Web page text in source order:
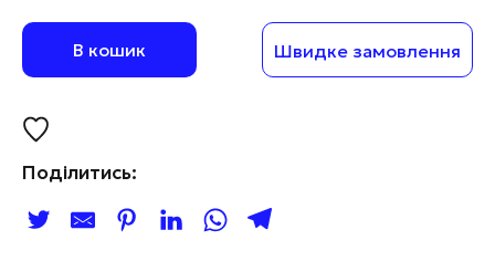
В кошик Швидке замовлення
Поділитись: